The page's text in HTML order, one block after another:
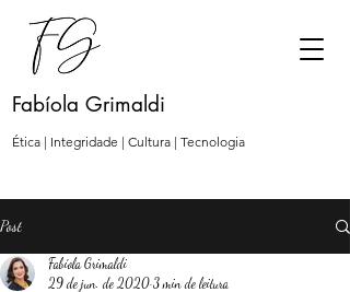
Fabíola Grimaldi
Ética | Integridade | Cultura | Tecnologia
Post
Fabíola Grimaldi
29 de jun. de 2020 3 min de leitura